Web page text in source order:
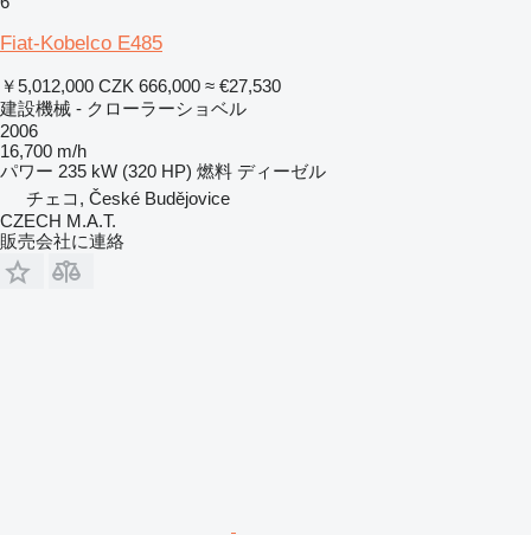
Fiat-Kobelco E485
￥5,012,000 CZK 666,000 ≈ €27,530
建設機械 - クローラーショベル
2006
16,700 m/h
パワー 235 kW (320 HP) 燃料 ディーゼル
チェコ, České Budějovice
CZECH M.A.T.
販売会社に連絡